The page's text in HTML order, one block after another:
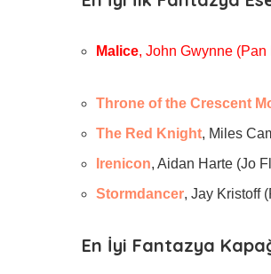
Malice, John Gwynne
Throne of the Crescent
The Red Knight, Miles
Irenicon, Aidan Harte (Jo
Stormdancer, Jay Kristoff
En İyi Fantazya